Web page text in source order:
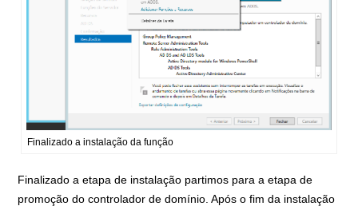
Finalizado a instalação da função
Finalizado a etapa de instalação partimos para a etapa de
promoção do controlador de domínio. Após o fim da instalação